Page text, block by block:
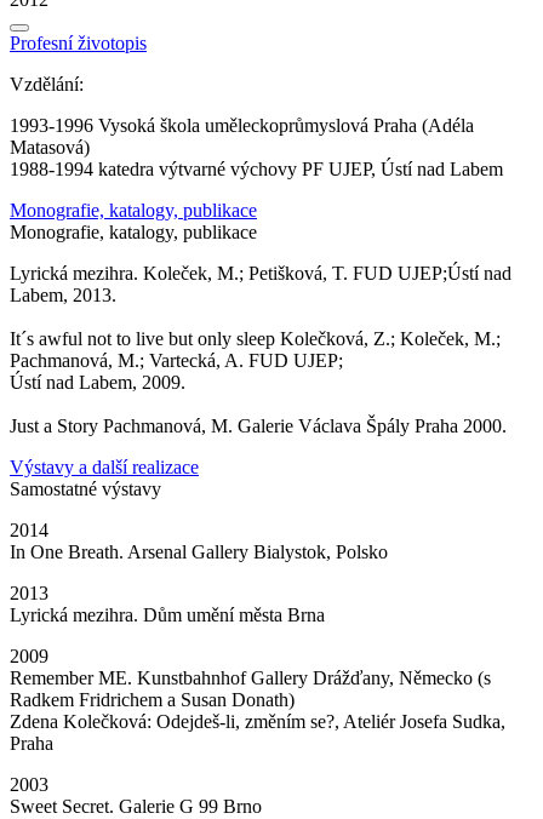
Profesní životopis
Vzdělání:
1993-1996 Vysoká škola uměleckoprůmyslová Praha (Adéla
Matasová)
1988-1994 katedra výtvarné výchovy PF UJEP, Ústí nad Labem
Monografie, katalogy, publikace
Monografie, katalogy, publikace
Lyrická mezihra. Koleček, M.; Petišková, T. FUD UJEP;Ústí nad
Labem, 2013.
It´s awful not to live but only sleep Kolečková, Z.; Koleček, M.;
Pachmanová, M.; Vartecká, A. FUD UJEP;
Ústí nad Labem, 2009.
Just a Story Pachmanová, M. Galerie Václava Špály Praha 2000.
Výstavy a další realizace
Samostatné výstavy
2014
In One Breath. Arsenal Gallery Bialystok, Polsko
2013
Lyrická mezihra. Dům umění města Brna
2009
Remember ME. Kunstbahnhof Gallery Drážďany, Německo (s
Radkem Fridrichem a Susan Donath)
Zdena Kolečková: Odejdeš-li, změním se?, Ateliér Josefa Sudka,
Praha
2003
Sweet Secret. Galerie G 99 Brno